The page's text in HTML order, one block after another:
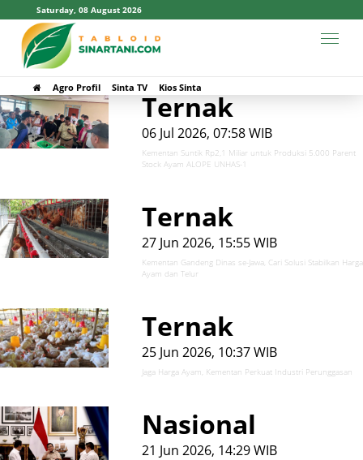
Saturday, 08 August 2026
Agro Profil Sinta TV Kios Sinta
#Kementan
Ternak
06 Jul 2026, 07:58 WIB
Kementan Suntik Rp2,1 Miliar untuk Produksi 5.000 Parent
Stock Ayam ALOPE UNHAS-1
Ternak
27 Jun 2026, 15:55 WIB
Kementan Gandeng Dinas se-Jawa, Cari Solusi Stabilkan Harga
Ayam dan Telur
Ternak
25 Jun 2026, 10:37 WIB
Jaga Harga Ayam, Kementan Perkuat Industri Perunggasan
Nasional
21 Jun 2026, 14:29 WIB